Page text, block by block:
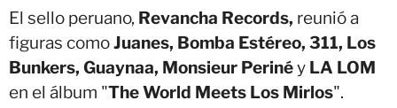
El sello peruano, Revancha Records, reunió a
figuras comoJuanes, Bomba Estéreo, 311, Los
Bunkers, Guaynaa, Monsieur Perinéy LA LOM
en el álbum "The World Meets Los Mirlos".